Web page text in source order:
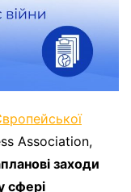
Association,
заходи
сфері